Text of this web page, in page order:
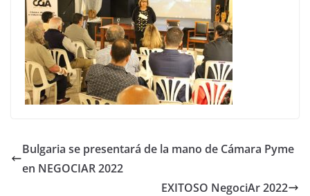
Bulgaria se presentará de la mano de Cámara Pyme
en NEGOCIAR 2022
EXITOSO NegociAr 2022